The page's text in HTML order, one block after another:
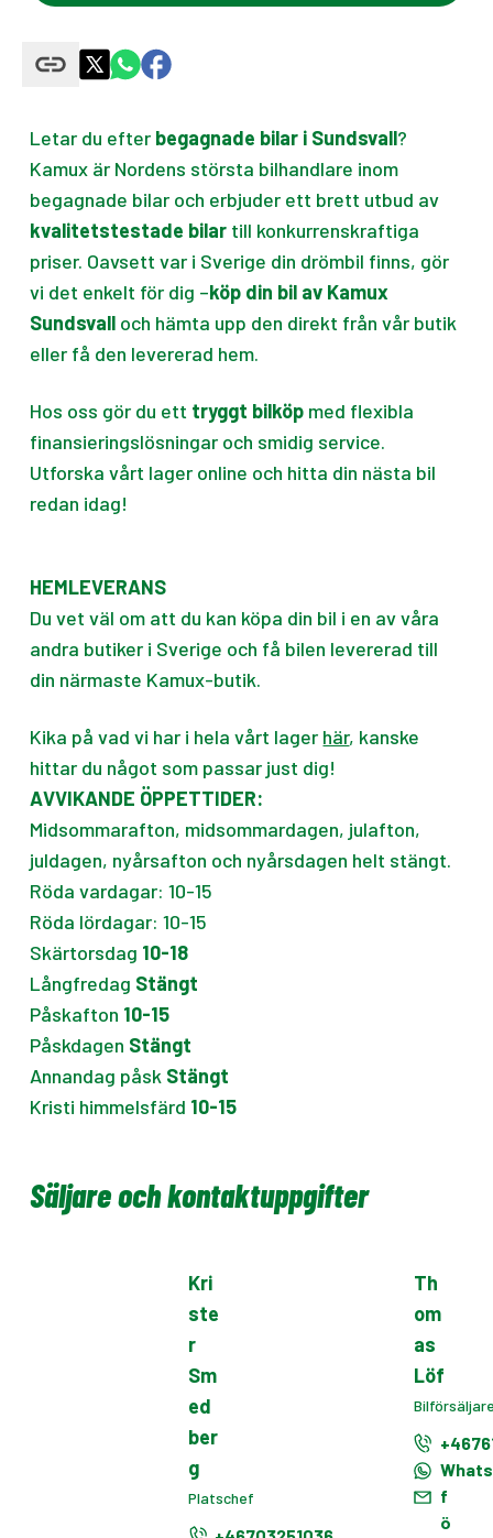
Letar du efter begagnade bilar i Sundsvall?
Kamux är Nordens största bilhandlare inom
begagnade bilar och erbjuder ett brett utbud av
kvalitetstestade bilar till konkurrenskraftiga
priser. Oavsett var i Sverige din drömbil finns, gör
vi det enkelt för dig –köp din bil av Kamux
Sundsvall och hämta upp den direkt från vår butik
eller få den levererad hem.
Hos oss gör du ett tryggt bilköp med flexibla
finansieringslösningar och smidig service.
Utforska vårt lager online och hitta din nästa bil
redan idag!
HEMLEVERANS
Du vet väl om att du kan köpa din bil i en av våra
andra butiker i Sverige och få bilen levererad till
din närmaste Kamux-butik.
Kika på vad vi har i hela vårt lager här, kanske
hittar du något som passar just dig!
AVVIKANDE ÖPPETTIDER:
Midsommarafton, midsommardagen, julafton,
juldagen, nyårsafton och nyårsdagen helt stängt.
Röda vardagar: 10-15
Röda lördagar: 10-15
Skärtorsdag 10-18
Långfredag Stängt
Påskafton 10-15
Påskdagen Stängt
Annandag påsk Stängt
Kristi himmelsfärd 10-15
Säljare och kontaktuppgifter
Kri
ste
r
Sm
ed
ber
g
Platschef
Th
om
as
Löf
f
ö